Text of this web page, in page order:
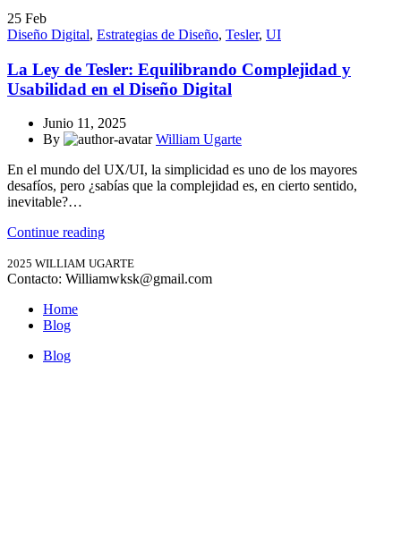
25 Feb
Diseño Digital, Estrategias de Diseño, Tesler, UI
La Ley de Tesler: Equilibrando Complejidad y
Usabilidad en el Diseño Digital
Junio 11, 2025
By
William Ugarte
En el mundo del UX/UI, la simplicidad es uno de los mayores
desafíos, pero ¿sabías que la complejidad es, en cierto sentido,
inevitable?…
Continue reading
2025 WILLIAM UGARTE
Contacto: Williamwksk@gmail.com
Home
Blog
Blog